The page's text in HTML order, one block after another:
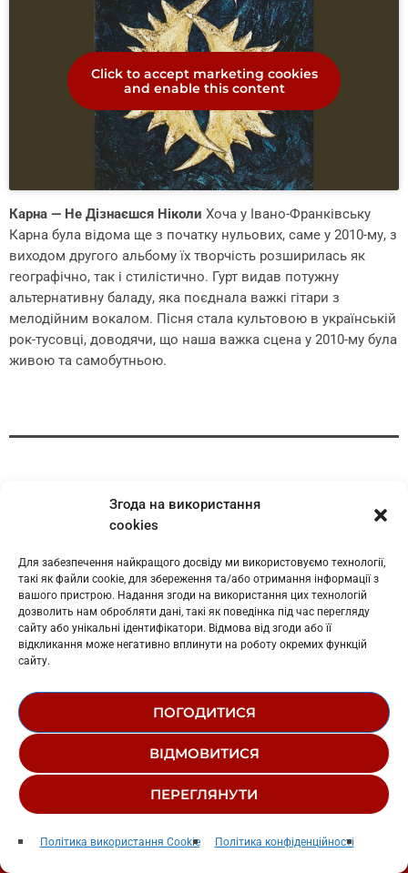
Згода на використання
cookies
Для забезпечення найкращого досвіду ми використовуємо технології,
такі як файли cookie, для збереження та/або отримання інформації з
вашого пристрою. Надання згоди на використання цих технологій
дозволить нам обробляти дані, такі як поведінка під час перегляду
сайту або унікальні ідентифікатори. Відмова від згоди або її
відкликання може негативно вплинути на роботу окремих функцій
сайту.
ПОГОДИТИСЯ
ВІДМОВИТИСЯ
ПЕРЕГЛЯНУТИ
Політика використання Cookie Політика конфіденційності
play_arrow
Click to accept marketing cookies
and enable this content
Карна — Не Дізнаєшся Ніколи Хоча у Івано-Франківську
Карна була відома ще з початку нульових, саме у 2010-му, з
виходом другого альбому їх творчість розширилась як
географічно, так і стилістично. Гурт видав потужну
альтернативну баладу, яка поєднала важкі гітари з
мелодійним вокалом. Пісня стала культовою в українській
рок-тусовці, доводячи, що наша важка сцена у 2010-му була
живою та самобутньою.
FОMКА ВЕДМЕДЕНКО
email
СХОЖЕ